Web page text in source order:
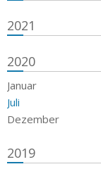
2021
2020
Januar
Juli
Dezember
2019